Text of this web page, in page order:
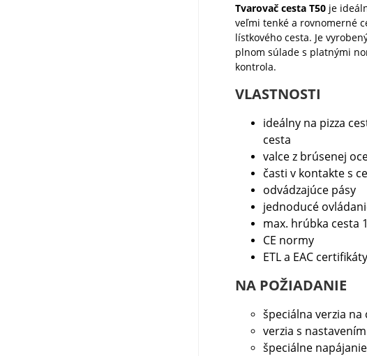
Tvarovač cesta T50 je
veľmi tenké a rovnomerné
lístkového cesta. Je
plnom súlade s platnými
kontrola.
VLASTNOSTI
ideálny na pizza
cesta
valce z brúsenej
časti v kontakte s
odvádzajúce pásy
jednoducé
max. hrúbka cesta
CE normy
ETL a EAC certifikáty
NA POŽIADANIE
špeciálna verzia na
verzia s
špeciálne napájanie